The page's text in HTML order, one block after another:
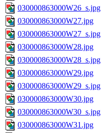
030000863000W26_s.jpg
030000863000W27.jpg
030000863000W27_s.jpg
030000863000W28.jpg
030000863000W28_s.jpg
030000863000W29.jpg
030000863000W29_s.jpg
030000863000W30.jpg
030000863000W30_s.jpg
030000863000W31.jpg